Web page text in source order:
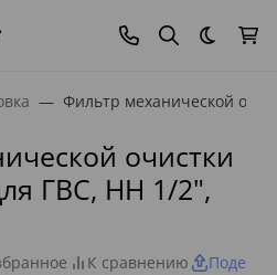
Темная
Фильтр механической
очистки
ГВС, НН 1/2",
К сравнению